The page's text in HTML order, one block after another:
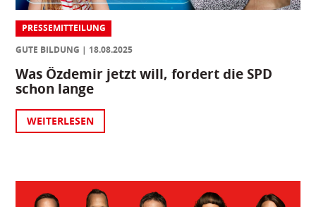
PRESSEMITTEILUNG
GUTE BILDUNG
18.08.2025
Was Özdemir jetzt will, fordert die SPD
schon lange
WEITERLESEN